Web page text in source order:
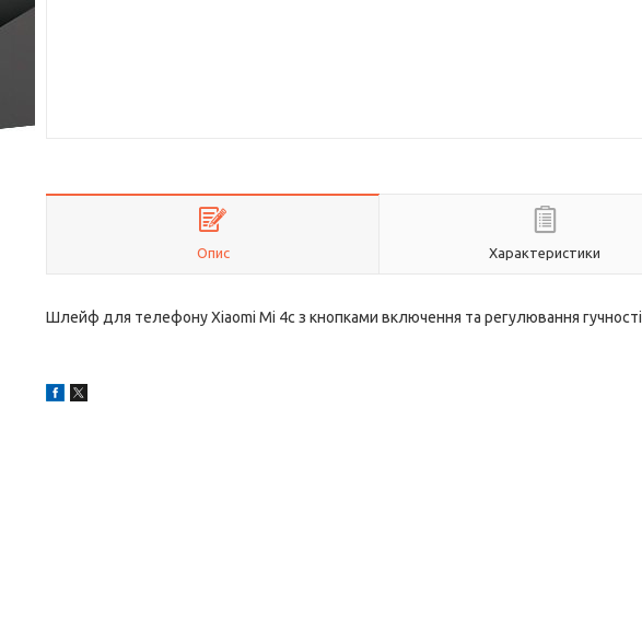
Опис Характеристики
Шлейф для телефону Xiaomi Mi 4c з кнопками включення та регулювання гучності